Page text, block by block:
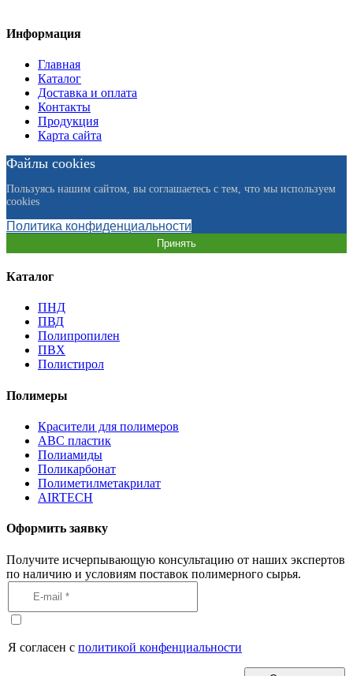
Информация
Главная
Каталог
Доставка и оплата
Контакты
Продукция
Карта сайта
Файлы cookies
Пользуясь нашим сайтом, вы соглашаетесь с тем, что мы используем
cookies
Политика конфиденциальности
Принять
Каталог
ПНД
ПВД
Полипропилен
ПВХ
Полистирол
Полимеры
Красители для полимеров
АВС пластик
Полиамиды
Поликарбонат
Полиметилметакрилат
AIRTECH
Оформить заявку
Получите исчерпывающую консультацию от наших экспертов
по наличию и условиям поставок полимерного сырья.
Я согласен с политикой конфенциальности